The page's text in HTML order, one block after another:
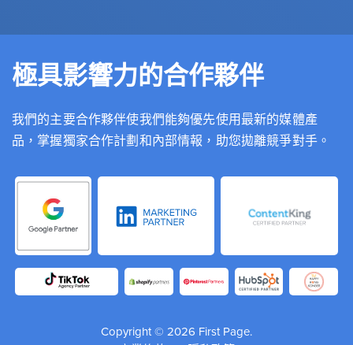
極具影響力的合作夥伴
我們的主要合作夥伴使我們能夠優先使用最新的媒體產
品，掌握獨家合作計劃和內部情報，助您拋離競爭對手。
Copyright © 2026 First Page.